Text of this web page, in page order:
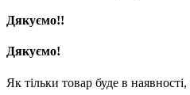
Дякуємо!!
Дякуємо!
Як тільки товар буде в